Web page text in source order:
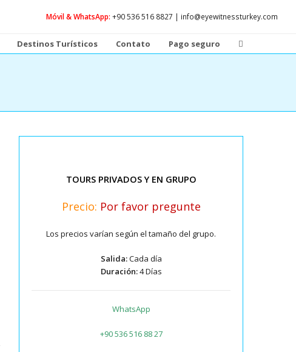
Móvil & WhatsApp: +90 536 516 8827 | info@eyewitnessturkey.com
Destinos Turísticos Contato Pago seguro
TOURS PRIVADOS Y EN GRUPO
Precio: Por favor pregunte
Los precios varían según el tamaño del grupo.
Salida:Cada día
Duración:4 Días
WhatsApp
+90 536 516 88 27